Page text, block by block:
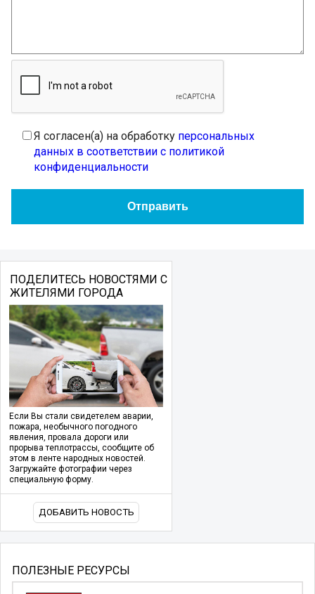
Я согласен(а) на обработку персональных
данных в соответствии с политикой
конфиденциальности
ПОДЕЛИТЕСЬ НОВОСТЯМИ С
ЖИТЕЛЯМИ ГОРОДА
Если Вы стали свидетелем аварии,
пожара, необычного погодного
явления, провала дороги или
прорыва теплотрассы, сообщите об
этом в ленте народных новостей.
Загружайте фотографии через
специальную форму.
ДОБАВИТЬ НОВОСТЬ
ПОЛЕЗНЫЕ РЕСУРСЫ